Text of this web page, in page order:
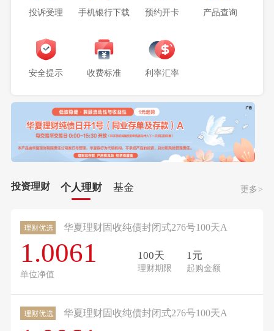
信用卡
投诉受理 手机银行下载 预约开卡 产品查询
安全提示 收费标准 利率汇率
投资理财 个人理财 基金 更多>
华夏理财固收纯债封闭式276号100天A
1.0061
单位净值
100天
理财期限
1元
起购金额
华夏理财固收纯债封闭式276号100天A